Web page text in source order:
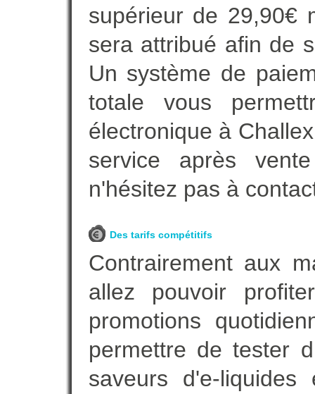
supérieur de 29,90€
sera attribué afin de
Un système de
totale vous
électronique à
service après
n'hésitez pas à
Des tarifs compétitifs
Contrairement aux
allez pouvoir
promotions
permettre de tester
saveurs d'e-